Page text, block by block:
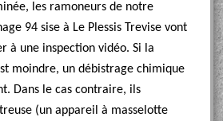
les ramoneurs de notre
94 sise à Le Plessis Trevise vont
à une inspection vidéo. Si la
moindre, un débistrage chimique
Dans le cas contraire, ils
(un appareil à masselotte